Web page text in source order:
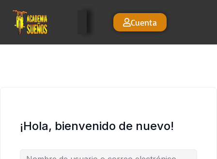
Cuenta
¡Hola, bienvenido de nuevo!